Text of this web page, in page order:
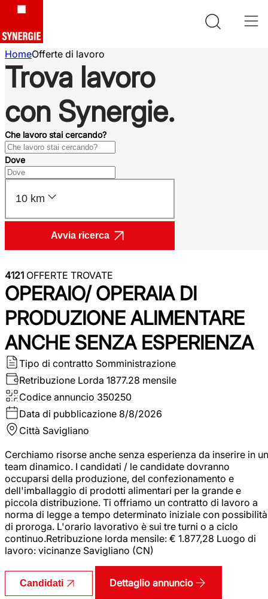
HomeOfferte di lavoro
Trova lavoro
con Synergie.
Che lavoro stai cercando?
Dove
10 km
Avvia ricerca
4121 OFFERTE TROVATE
OPERAIO/ OPERAIA DI
PRODUZIONE ALIMENTARE
ANCHE SENZA ESPERIENZA
Tipo di contratto Somministrazione
Retribuzione Lorda 1877.28 mensile
Codice annuncio 350250
Data di pubblicazione 8/8/2026
Città Savigliano
Cerchiamo risorse anche senza esperienza da inserire in un
team dinamico. I candidati / le candidate dovranno
occuparsi della produzione, del confezionamento e
dell'imballaggio di prodotti alimentari per la grande e
piccola distribuzione. Ti offriamo un contratto di lavoro a
norma di legge a tempo determinato iniziale con possibilità
di proroga. L'orario lavorativo è sui tre turni o a ciclo
continuo.Retribuzione lorda mensile: € 1.877,28 Luogo di
lavoro: vicinanze Savigliano (CN)
Candidati Dettaglio annuncio